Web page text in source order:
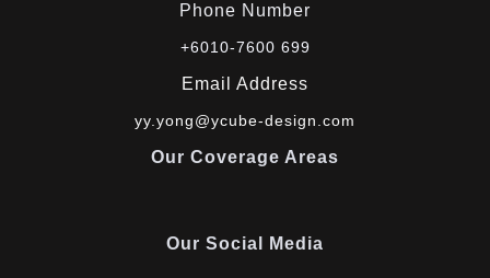
Phone Number
+6010-7600 699
Email Address
yy.yong@ycube-design.com
Our Coverage Areas
Our Social Media